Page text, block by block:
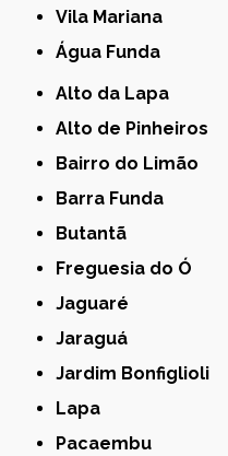
Vila Mariana
Água Funda
Alto da Lapa
Alto de Pinheiros
Bairro do Limão
Barra Funda
Butantã
Freguesia do Ó
Jaguaré
Jaraguá
Jardim Bonfiglioli
Lapa
Pacaembu